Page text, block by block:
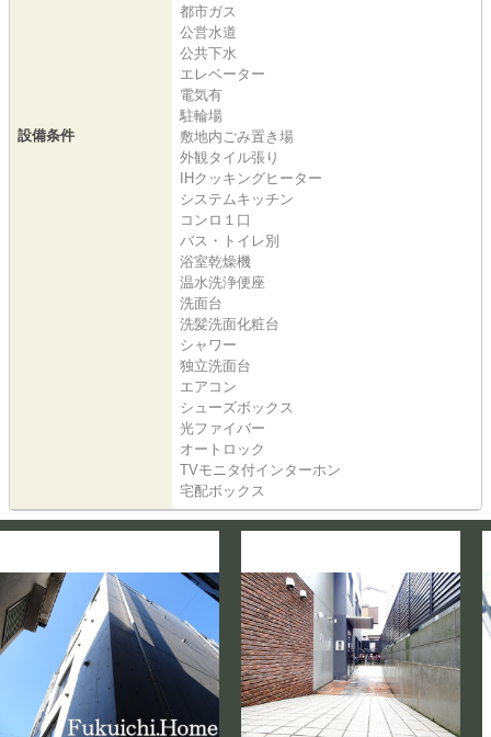
設備条件
都市ガス
公営水道
公共下水
エレベーター
電気有
駐輪場
敷地内ごみ置き場
外観タイル張り
IHクッキングヒーター
システムキッチン
コンロ１口
バス・トイレ別
浴室乾燥機
温水洗浄便座
洗面台
洗髪洗面化粧台
シャワー
独立洗面台
エアコン
シューズボックス
光ファイバー
オートロック
TVモニタ付インターホン
宅配ボックス